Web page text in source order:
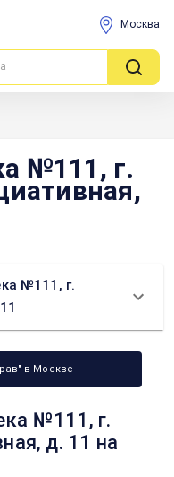
Москва
№111, г.
№111, г.
в Москве
№111, г.
д. 11 на